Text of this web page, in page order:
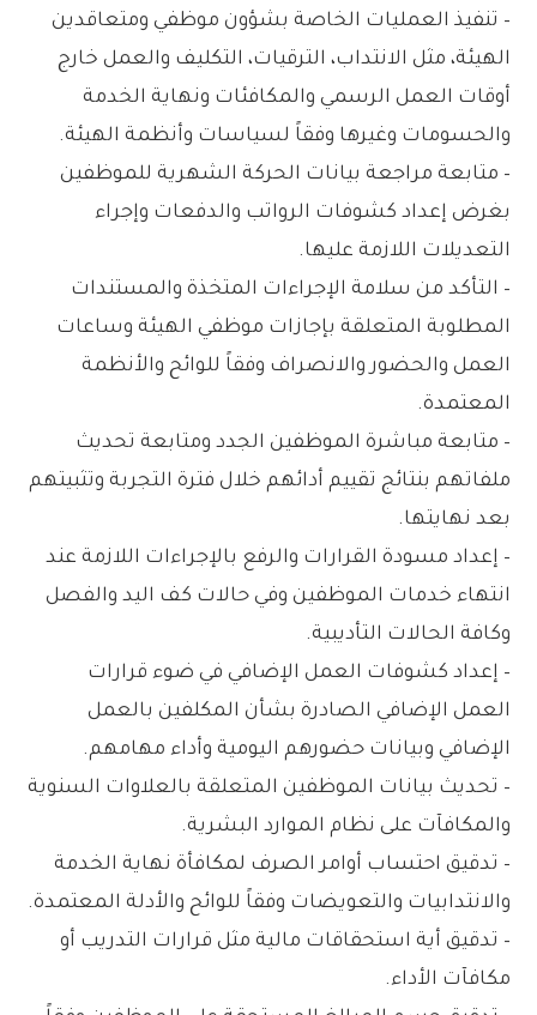
– تنفيذ العمليات الخاصة بشؤون موظفي ومتعاقدين
الهيئة، مثل الانتداب، الترقيات، التكليف والعمل خارج
أوقات العمل الرسمي والمكافئات ونهاية الخدمة
والحسومات وغيرها وفقاً لسياسات وأنظمة الهيئة.
– متابعة مراجعة بيانات الحركة الشهرية للموظفين
بغرض إعداد كشوفات الرواتب والدفعات وإجراء
التعديلات اللازمة عليها.
– التأكد من سلامة الإجراءات المتخذة والمستندات
المطلوبة المتعلقة بإجازات موظفي الهيئة وساعات
العمل والحضور والانصراف وفقاً للوائح والأنظمة
المعتمدة.
– متابعة مباشرة الموظفين الجدد ومتابعة تحديث
ملفاتهم بنتائج تقييم أدائهم خلال فترة التجربة وتثبيتهم
بعد نهايتها.
– إعداد مسودة القرارات والرفع بالإجراءات اللازمة عند
انتهاء خدمات الموظفين وفي حالات كف اليد والفصل
وكافة الحالات التأديبية.
– إعداد كشوفات العمل الإضافي في ضوء قرارات
العمل الإضافي الصادرة بشأن المكلفين بالعمل
الإضافي وبيانات حضورهم اليومية وأداء مهامهم.
– تحديث بيانات الموظفين المتعلقة بالعلاوات السنوية
والمكافآت على نظام الموارد البشرية.
– تدقيق احتساب أوامر الصرف لمكافأة نهاية الخدمة
والانتدابيات والتعويضات وفقاً للوائح والأدلة المعتمدة.
– تدقيق أية استحقاقات مالية مثل قرارات التدريب أو
مكافآت الأداء.